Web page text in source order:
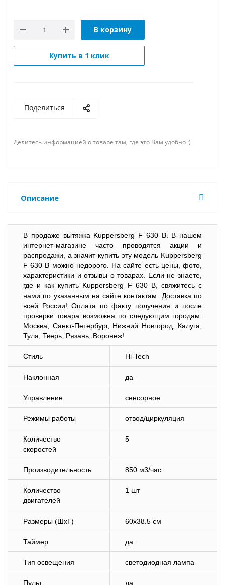
В корзину
Купить в 1 клик
Поделиться
Делитесь информацией о товаре там, где это Вам удобно :)
Описание
В продаже вытяжка Kuppersberg F 630 B. В нашем
интернет-магазине часто проводятся акции и
распродажи, а значит купить эту модель Kuppersberg
F 630 B можно недорого. На сайте есть цены, фото,
характеристики и отзывы о товарах. Если не знаете,
где и как купить Kuppersberg F 630 B, свяжитесь с
нами по указанным на сайте контактам. Доставка по
всей России! Оплата по факту получения и после
проверки товара возможна по следующим городам:
Москва, Санкт-Петербург, Нижний Новгород, Калуга,
Тула, Тверь, Рязань, Воронеж!
Стиль Hi-Tech
Наклонная да
Управление сенсорное
Режимы работы отвод/циркуляция
Количество
скоростей
5
Производительность 850 м3/час
Количество
двигателей
1 шт
Размеры (ШхГ) 60х38.5 см
Таймер да
Тип освещения светодиодная лампа
Пульт да